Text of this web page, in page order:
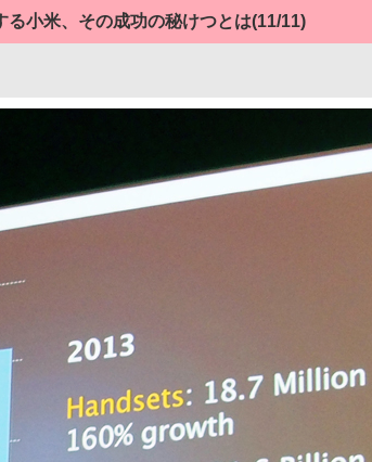
小米、その成功の秘けつとは(11/11)